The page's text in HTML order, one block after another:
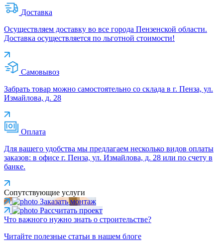
Доставка
Осуществляем доставку во все города Пензенской области.
Доставка осуществляется по льготной стоимости!
Самовывоз
Забрать товар можно самостоятельно со склада в г. Пенза, ул.
Измайлова, д. 28
Оплата
Для вашего удобства мы предлагаем несколько видов оплаты
заказов: в офисе г. Пенза, ул. Измайлова, д. 28 или по счету в
банке.
Сопутствующие услуги
Заказать монтаж
Рассчитать проект
Что важного нужно знать о строительстве?
Читайте полезные статьи в нашем блоге